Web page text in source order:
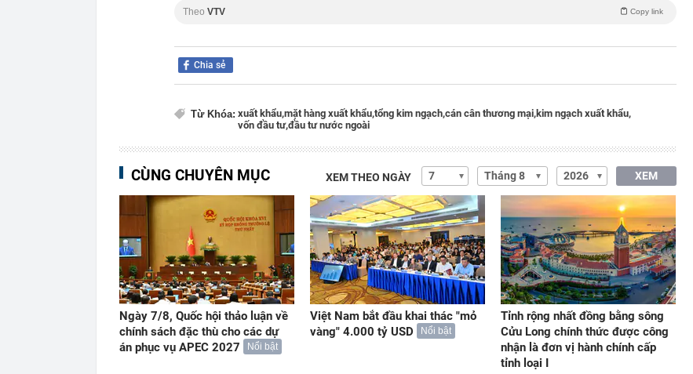
Theo VTV Copy link
Chia sẻ
Từ Khóa: xuất khẩu,mặt hàng xuất khẩu,tổng kim ngạch,cán cân thương mại,kim ngạch xuất khẩu,
vốn đầu tư,đầu tư nước ngoài
CÙNG CHUYÊN MỤC XEM THEO NGÀY XEM
Ngày 7/8, Quốc hội thảo luận về
chính sách đặc thù cho các dự
án phục vụ APEC 2027
Nổi bật
Việt Nam bắt đầu khai thác "mỏ
vàng" 4.000 tỷ USD
Nổi bật
Tỉnh rộng nhất đồng bằng sông
Cửu Long chính thức được công
nhận là đơn vị hành chính cấp
tỉnh loại I